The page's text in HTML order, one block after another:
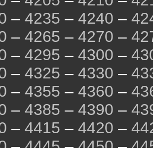
– 4235 – 4240 –
– 4265 – 4270 –
– 4295 – 4300 –
– 4325 – 4330 –
– 4355 – 4360 –
– 4385 – 4390 –
– 4415 – 4420 –